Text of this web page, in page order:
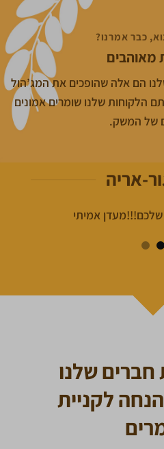
כבר אמרנו?
מאוהבים
הם אלה שהופכים את המג’הול
הלקוחות שלנו שומרים אמונים
של המשק.
אריה
אמיתי
חברים שלנו
5% הנחה לקניית